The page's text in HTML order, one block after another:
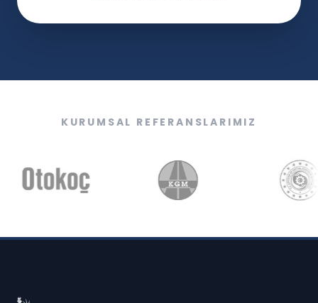
KURUMSAL REFERANSLARIMIZ